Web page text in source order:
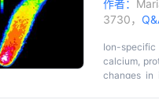
作者：
3730，
Ion-specific
calcium,
changes in